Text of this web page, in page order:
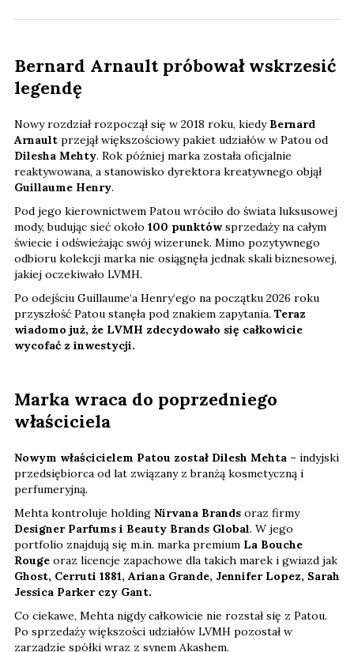
Bernard Arnault próbował wskrzesić
legendę
Nowy rozdział rozpoczął się w 2018 roku, kiedy Bernard
Arnault przejął większościowy pakiet udziałów w Patou od
Dilesha Mehty. Rok później marka została oficjalnie
reaktywowana, a stanowisko dyrektora kreatywnego objął
Guillaume Henry.
Pod jego kierownictwem Patou wróciło do świata luksusowej
mody, budując sieć około 100 punktówsprzedaży na całym
świecie i odświeżając swój wizerunek. Mimo pozytywnego
odbioru kolekcji marka nie osiągnęła jednak skali biznesowej,
jakiej oczekiwało LVMH.
Po odejściu Guillaume‘a Henry‘ego na początku 2026 roku
przyszłość Patou stanęła pod znakiem zapytania. Teraz
wiadomo już, że LVMH zdecydowało się całkowicie
wycofać z inwestycji.
Marka wraca do poprzedniego
właściciela
Nowym właścicielem Patou został Dilesh Mehta – indyjski
przedsiębiorca od lat związany z branżą kosmetyczną i
perfumeryjną.
Mehta kontroluje holding Nirvana Brands oraz firmy
Designer Parfums i Beauty Brands Global. W jego
portfolio znajdują się m.in. marka premium La Bouche
Rouge oraz licencje zapachowe dla takich marek i gwiazd jak
Ghost, Cerruti 1881, Ariana Grande, Jennifer Lopez, Sarah
Jessica Parker czy Gant.
Co ciekawe, Mehta nigdy całkowicie nie rozstał się z Patou.
Po sprzedaży większości udziałów LVMH pozostał w
zarządzie spółki wraz z synem Akashem.